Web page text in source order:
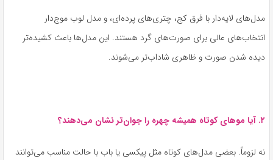
مدل‌های لایه‌دار با فرق کج، چتری‌های پرده‌ای، و مدل لوب موج‌دار
انتخاب‌های عالی برای صورت‌های گرد هستند. این مدل‌ها باعث کشیده‌تر
دیده شدن صورت و ظاهری شاداب‌تر می‌شوند.
۲. آیا موهای کوتاه همیشه چهره را جوان‌تر نشان می‌دهند؟
نه لزوماً. بعضی مدل‌های کوتاه مثل پیکسی یا باب با حالت مناسب می‌توانند